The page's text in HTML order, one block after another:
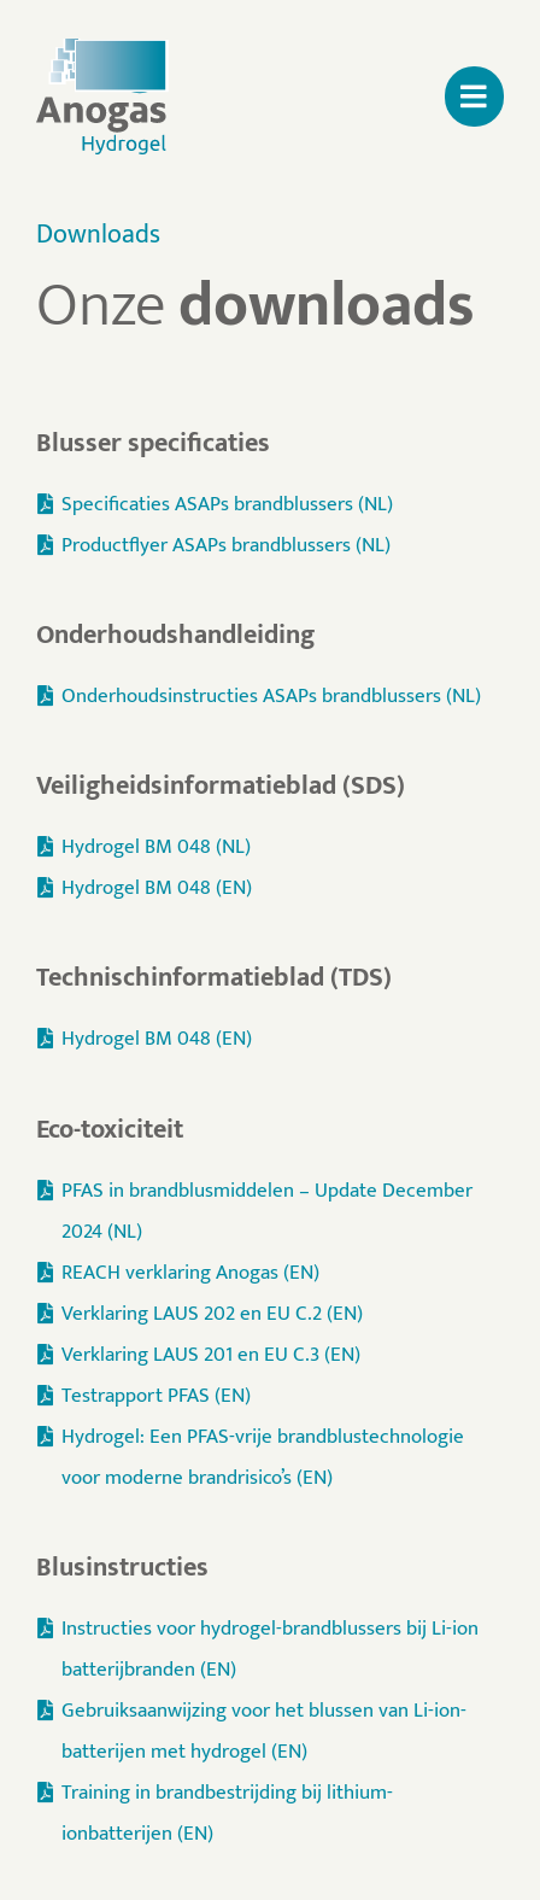
inhoud
Downloads
Onzedownloads
Blusser specificaties
Specificaties ASAPs brandblussers (NL)
Productflyer ASAPs brandblussers (NL)
Onderhoudshandleiding
Onderhoudsinstructies ASAPs brandblussers (NL)
Veiligheidsinformatieblad (SDS)
Hydrogel BM 048 (NL)
Hydrogel BM 048 (EN)
Technischinformatieblad (TDS)
Hydrogel BM 048 (EN)
Eco-toxiciteit
PFAS in brandblusmiddelen – Update December
2024 (NL)
REACH verklaring Anogas (EN)
Verklaring LAUS 202 en EU C.2 (EN)
Verklaring LAUS 201 en EU C.3 (EN)
Testrapport PFAS (EN)
Hydrogel: Een PFAS-vrije brandblustechnologie
voor moderne brandrisico’s (EN)
Blusinstructies
Instructies voor hydrogel-brandblussers bij Li-ion
batterijbranden (EN)
Gebruiksaanwijzing voor het blussen van Li-ion-
batterijen met hydrogel (EN)
Training in brandbestrijding bij lithium-
ionbatterijen (EN)